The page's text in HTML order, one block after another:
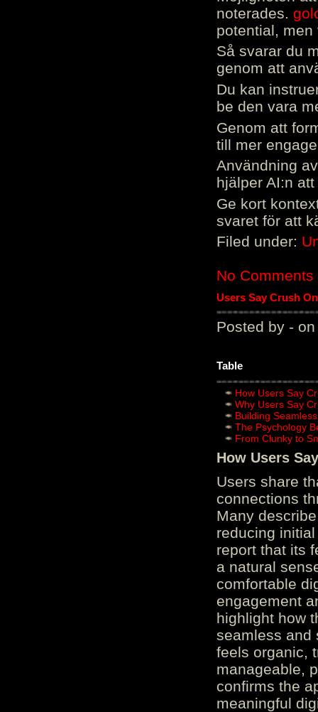
noterades.
potential, men
Så svarar du
genom att
Du kan
be den vara
Genom att
till mer
Användning
hjälper AI:n
Ge kort
svaret för att
Filed under:
No Comments
Users Say Crush
Posted by - on
Table
How Users Say
Why Users Say
Building
The Psychology
From Clunky to
How Users
Users share
connections
Many
reducing
report that its
a natural
comfortable
engagement
highlight how
seamless and
feels organic,
manageable,
confirms the
meaningful